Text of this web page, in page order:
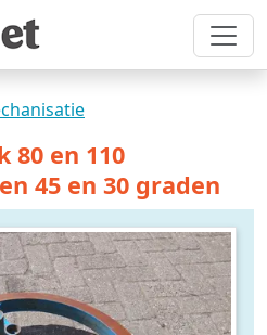
80 en 110
45 en 30 graden